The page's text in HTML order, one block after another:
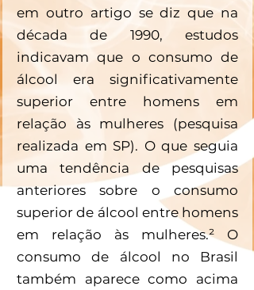
em outro artigo se diz que na
década de 1990, estudos
indicavam que o consumo de
álcool era significativamente
superior entre homens em
relação às mulheres (pesquisa
realizada em SP). O que seguia
uma tendência de pesquisas
anteriores sobre o consumo
superior de álcool entre homens
em relação às mulheres.² O
consumo de álcool no Brasil
também aparece como acima